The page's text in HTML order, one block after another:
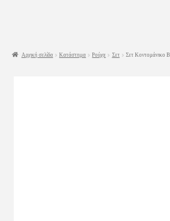
Αρχική σελίδα Κατάστημα Ρούχα Σετ Σετ Κοντομάνικο